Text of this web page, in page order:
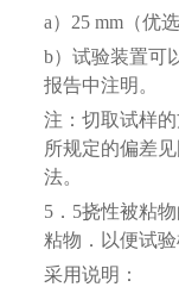
a）25 mm（优
b）试验装置可
报告中注明。
注：切取试样
所规定的偏差
法。
5．5挠性被粘
粘物．以便试验
采用说明：